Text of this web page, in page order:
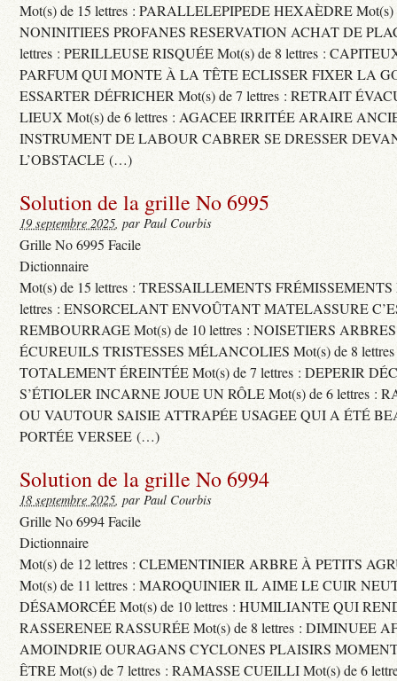
Mot(s) de 15 lettres : PARALLELEPIPEDE HEXAÈDRE Mot(s)
NONINITIEES PROFANES RESERVATION ACHAT DE
lettres : PERILLEUSE RISQUÉE Mot(s) de 8 lettres :
PARFUM QUI MONTE À LA TÊTE ECLISSER FIXER LA
ESSARTER DÉFRICHER Mot(s) de 7 lettres : RETRAIT
LIEUX Mot(s) de 6 lettres : AGACEE IRRITÉE ARAIRE
INSTRUMENT DE LABOUR CABRER SE DRESSER
L’OBSTACLE (…)
Solution de la grille No 6995
19 septembre 2025, par Paul Courbis
Grille No 6995 Facile
Dictionnaire
Mot(s) de 15 lettres : TRESSAILLEMENTS FRÉMISSEMENTS
lettres : ENSORCELANT ENVOÛTANT MATELASSURE
REMBOURRAGE Mot(s) de 10 lettres : NOISETIERS
ÉCUREUILS TRISTESSES MÉLANCOLIES Mot(s) de 8
TOTALEMENT ÉREINTÉE Mot(s) de 7 lettres : DEPERIR
S’ÉTIOLER INCARNE JOUE UN RÔLE Mot(s) de 6 lettres :
OU VAUTOUR SAISIE ATTRAPÉE USAGEE QUI A ÉTÉ
PORTÉE VERSEE (…)
Solution de la grille No 6994
18 septembre 2025, par Paul Courbis
Grille No 6994 Facile
Dictionnaire
Mot(s) de 12 lettres : CLEMENTINIER ARBRE À PETITS
Mot(s) de 11 lettres : MAROQUINIER IL AIME LE CUIR
DÉSAMORCÉE Mot(s) de 10 lettres : HUMILIANTE QUI
RASSERENEE RASSURÉE Mot(s) de 8 lettres : DIMINUEE
AMOINDRIE OURAGANS CYCLONES PLAISIRS
ÊTRE Mot(s) de 7 lettres : RAMASSE CUEILLI Mot(s) de 6